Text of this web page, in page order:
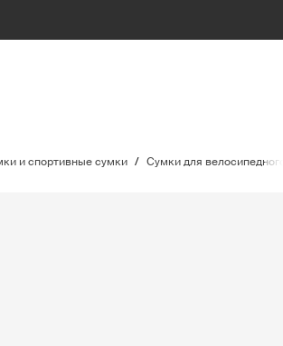
и спортивные сумки / Сумки для